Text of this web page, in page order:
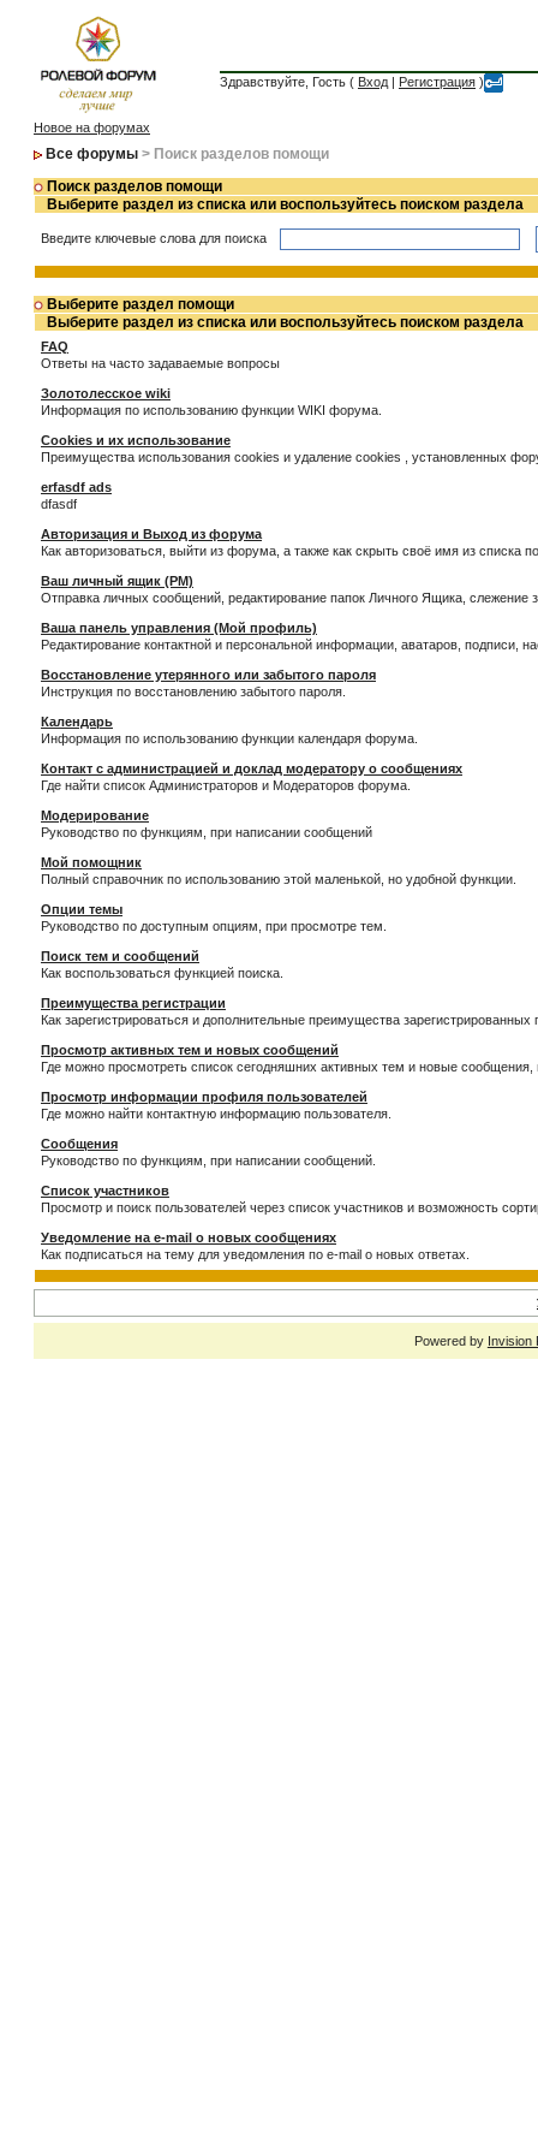
Здравствуйте, Гость ( Вход | Регистрация )
Новое на форумах
Все форумы > Поиск разделов помощи
Поиск разделов помощи
Выберите раздел из списка или воспользуйтесь поиском раздела
Введите ключевые слова для поиска
Выберите раздел помощи
Выберите раздел из списка или воспользуйтесь поиском раздела
FAQ
Ответы на часто задаваемые вопросы
Золотолесское wiki
Информация по использованию функции WIKI форума.
Cookies и их использование
Преимущества использования cookies и удаление cookies , установленных
erfasdf ads
dfasdf
Авторизация и Выход из форума
Как авторизоваться, выйти из форума, а также как скрыть своё имя из списка
Ваш личный ящик (PM)
Отправка личных сообщений, редактирование папок Личного Ящика,
Ваша панель управления (Мой профиль)
Редактирование контактной и персональной информации, аватаров,
Восстановление утерянного или забытого пароля
Инструкция по восстановлению забытого пароля.
Календарь
Информация по использованию функции календаря форума.
Контакт с администрацией и доклад модератору о сообщениях
Где найти список Администраторов и Модераторов форума.
Модерирование
Руководство по функциям, при написании сообщений
Мой помощник
Полный справочник по использованию этой маленькой, но удобной функции.
Опции темы
Руководство по доступным опциям, при просмотре тем.
Поиск тем и сообщений
Как воспользоваться функцией поиска.
Преимущества регистрации
Как зарегистрироваться и дополнительные преимущества зарегистрированных
Просмотр активных тем и новых сообщений
Где можно просмотреть список сегодняшних активных тем и новые
Просмотр информации профиля пользователей
Где можно найти контактную информацию пользователя.
Сообщения
Руководство по функциям, при написании сообщений.
Список участников
Просмотр и поиск пользователей через список участников и возможность
Уведомление на e-mail о новых сообщениях
Как подписаться на тему для уведомления по e-mail о новых ответах.
Powered by Invision